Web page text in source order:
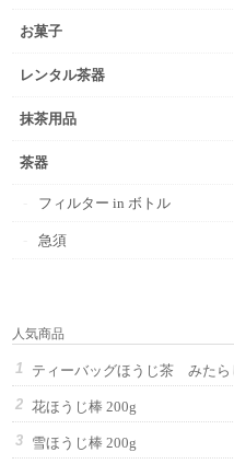
お菓子
レンタル茶器
抹茶用品
茶器
フィルター in ボトル
急須
人気商品
ティーバッグほうじ茶 みた
花ほうじ棒 200g
雪ほうじ棒 200g